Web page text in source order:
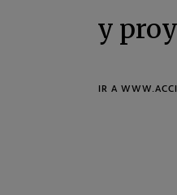
y
Ir a